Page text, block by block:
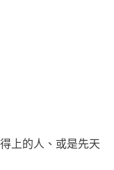
上的人、或是先天